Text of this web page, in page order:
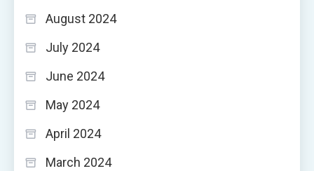
August 2024
July 2024
June 2024
May 2024
April 2024
March 2024